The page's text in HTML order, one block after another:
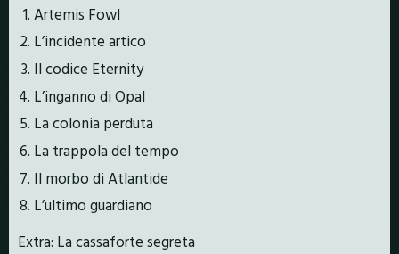
Artemis Fowl
L’incidente artico
Il codice Eternity
L’inganno di Opal
La colonia perduta
La trappola del tempo
Il morbo di Atlantide
L’ultimo guardiano
Extra: La cassaforte segreta